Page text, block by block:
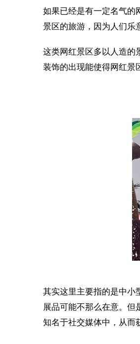
如果已经是有一定名气的
景区的旅游，因为人们乐
这类网红景区多以人造的
装饰的出现能使得网红景
其实这里主要指的是中小
展品可能不那么在意。
知名于社交媒体中，从而